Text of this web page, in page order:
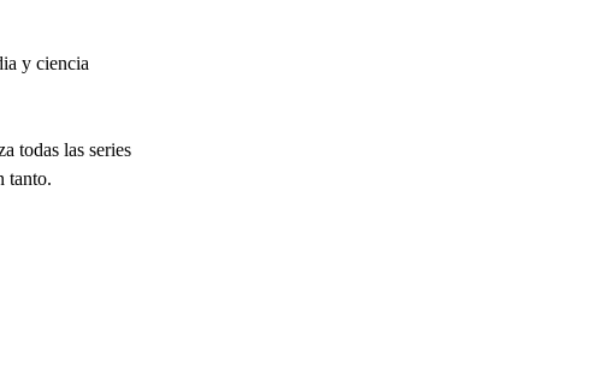
y ciencia
todas las series
tanto.